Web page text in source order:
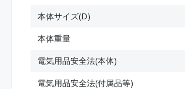
本体サイズ(D)
本体重量
電気用品安全法(本体)
電気用品安全法(付属品等)